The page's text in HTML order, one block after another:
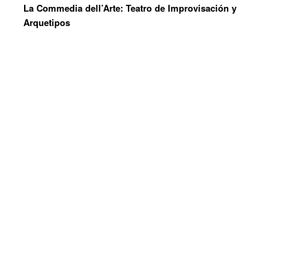
La Commedia dell’Arte: Teatro de Improvisación y
Arquetipos